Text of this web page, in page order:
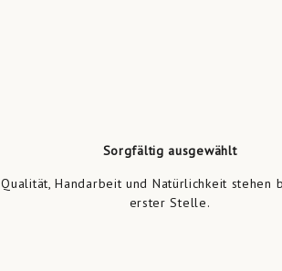
Sorgfältig ausgewählt
Qualität, Handarbeit und Natürlichkeit stehen
erster Stelle.